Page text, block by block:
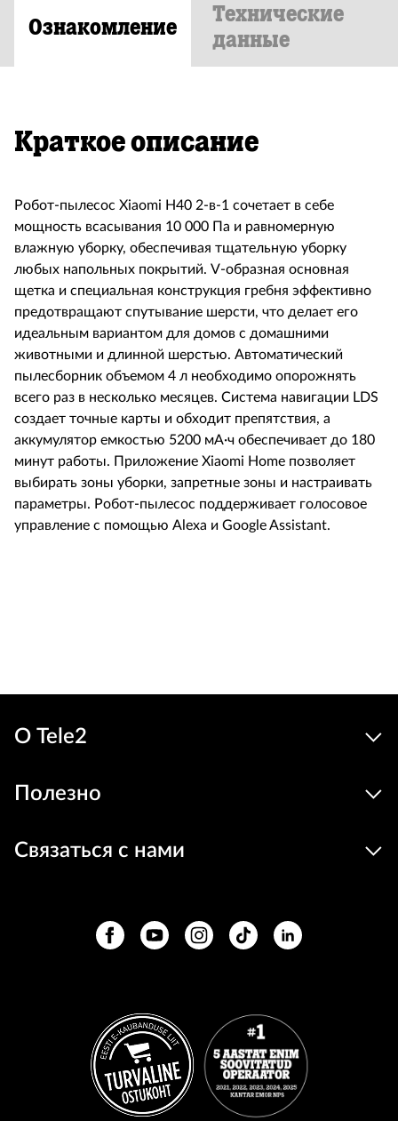
Ознакомление
Технические
данные
Краткое описание
Робот-пылесос Xiaomi H40 2-в-1 сочетает в себе
мощность всасывания 10 000 Па и равномерную
влажную уборку, обеспечивая тщательную уборку
любых напольных покрытий. V-образная основная
щетка и специальная конструкция гребня эффективно
предотвращают спутывание шерсти, что делает его
идеальным вариантом для домов с домашними
животными и длинной шерстью. Автоматический
пылесборник объемом 4 л необходимо опорожнять
всего раз в несколько месяцев. Система навигации LDS
создает точные карты и обходит препятствия, а
аккумулятор емкостью 5200 мА·ч обеспечивает до 180
минут работы. Приложение Xiaomi Home позволяет
выбирать зоны уборки, запретные зоны и настраивать
параметры. Робот-пылесос поддерживает голосовое
управление с помощью Alexa и Google Assistant.
О Tele2
Полезно
Связаться с нами